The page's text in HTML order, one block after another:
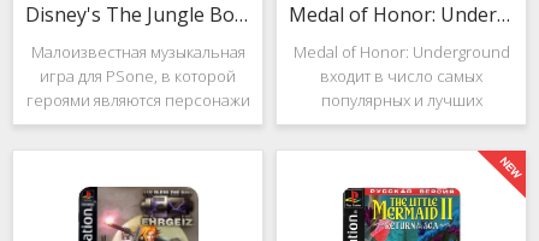
Disney's The Jungle Book: Groove Party
Малоизвестная музыкальная
игра для PSone, в которой
героями являются персонажи
"Книги джунглей". Это не
платформер и не Action.
оригинален. Перед стартом
вы будете выбирать песню.
Medal of Honor: Underground
Medal of Honor: Underground
входит в число самых
популярных и лучших
шутеров от первого лица для
Sony Playstation. Эта игра
посвящена Второй мировой
войне. Вы будете играть за
девушку Менон. Являясь